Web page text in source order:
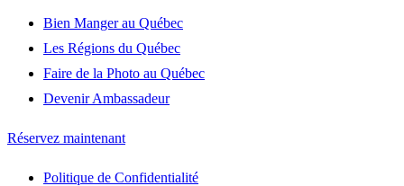
Bien Manger au Québec
Les Régions du Québec
Faire de la Photo au Québec
Devenir Ambassadeur
Réservez maintenant
Politique de Confidentialité